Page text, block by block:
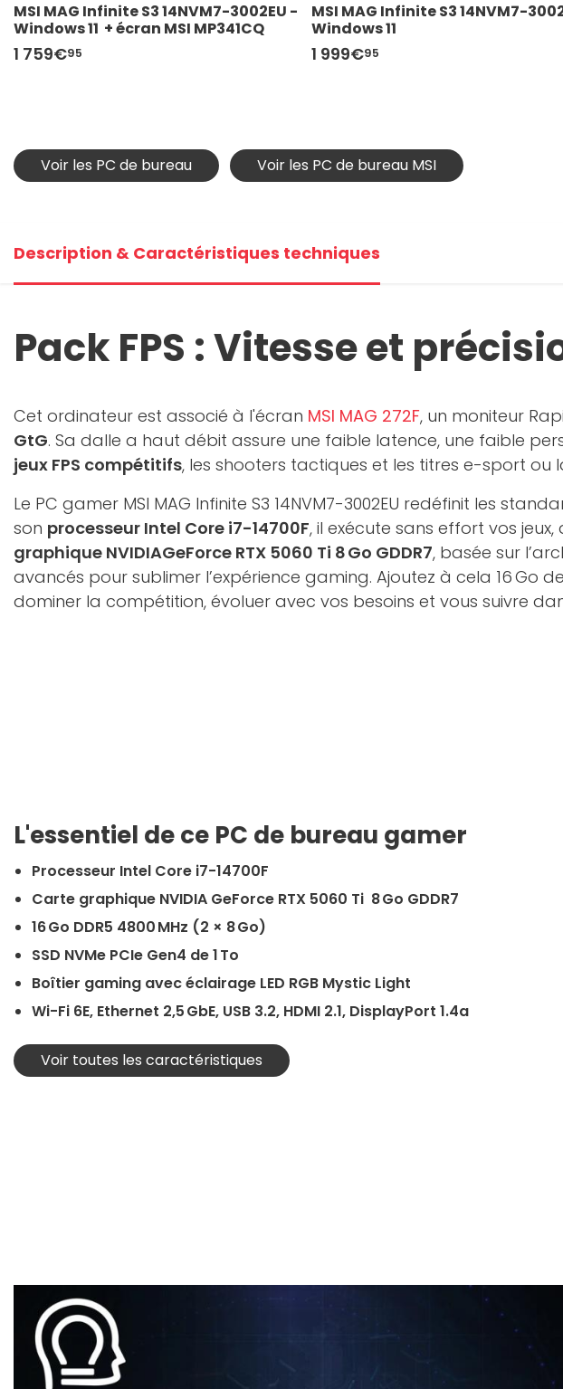
MSI MAG Infinite S3 14NVM7-3002EU -
Windows 11  + écran MSI MP341CQ
1 759€95
MSI MAG Infinite S3 14NVM7-
Windows 11
1 999€95
Voir les PC de bureau Voir les PC de bureau MSI
Description & Caractéristiques techniques
Pack FPS : Vitesse et
Cet ordinateur est associé à l'écran MSI MAG 272F, un moniteur
GtG. Sa dalle a haut débit assure une faible latence, une faible
jeux FPS compétitifs, les shooters tactiques et les titres e-sport ou
Le PC gamer MSI MAG Infinite S3 14NVM7-3002EU redéfinit les
son processeur Intel Core i7-14700F, il exécute sans effort vos
graphique NVIDIAGeForce RTX 5060 Ti 8 Go GDDR7, basée sur
avancés pour sublimer l’expérience gaming. Ajoutez à cela 16 Go
dominer la compétition, évoluer avec vos besoins et vous suivre
L'essentiel de ce PC de bureau gamer
Processeur Intel Core i7-14700F
Carte graphique NVIDIA GeForce RTX 5060 Ti 8 Go GDDR7
16 Go DDR5 4800 MHz (2 × 8 Go)
SSD NVMe PCIe Gen4 de 1 To
Boîtier gaming avec éclairage LED RGB Mystic Light
Wi-Fi 6E, Ethernet 2,5 GbE, USB 3.2, HDMI 2.1, DisplayPort 1.4a
Voir toutes les caractéristiques